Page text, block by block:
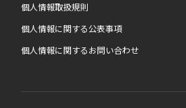
個人情報取扱規則
個人情報に関する公表事項
個人情報に関するお問い合わせ